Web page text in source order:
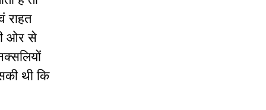
राहत
ओर से
थी कि